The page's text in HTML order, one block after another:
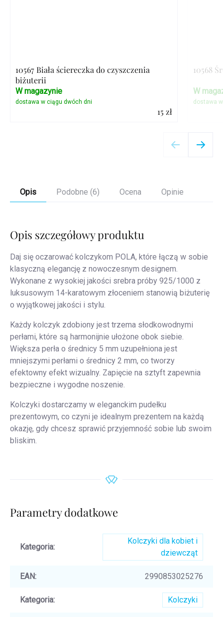
10567 Biała ściereczka do czyszczenia
biżuterii
15 zł
W magazynie
10568
W
Opis Podobne (6) Ocena Opinie
Opis szczegółowy produktu
Daj się oczarować kolczykom POLA, które łączą w sobie
klasyczną elegancję z nowoczesnym designem.
Wykonane z wysokiej jakości srebra próby 925/1000 z
luksusowym 14-karatowym złoceniem stanowią biżuterię
o wyjątkowej jakości i stylu.
Każdy kolczyk zdobiony jest trzema słodkowodnymi
perłami, które są harmonijnie ułożone obok siebie.
Większa perła o średnicy 5 mm uzupełniona jest
mniejszymi perłami o średnicy 2 mm, co tworzy
efektowny efekt wizualny. Zapięcie na sztyft zapewnia
bezpieczne i wygodne noszenie.
Kolczyki dostarczamy w eleganckim pudełku
prezentowym, co czyni je idealnym prezentem na każdą
okazję, gdy chcesz sprawić przyjemność sobie lub swoim
bliskim.
Parametry dodatkowe
Kategoria:
Kolczyki dla kobiet i
dziewcząt
EAN: 2990853025276
Kategoria: Kolczyki